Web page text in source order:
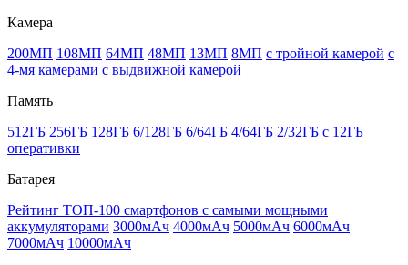
Камера
200МП 108МП 64МП 48МП 13МП 8МП с тройной камерой с
4-мя камерами с выдвижной камерой
Память
512ГБ 256ГБ 128ГБ 6/128ГБ 6/64ГБ 4/64ГБ 2/32ГБ с 12ГБ
оперативки
Батарея
Рейтинг ТОП-100 смартфонов с самыми мощными
аккумуляторами 3000мАч 4000мАч 5000мАч 6000мАч
7000мАч 10000мАч